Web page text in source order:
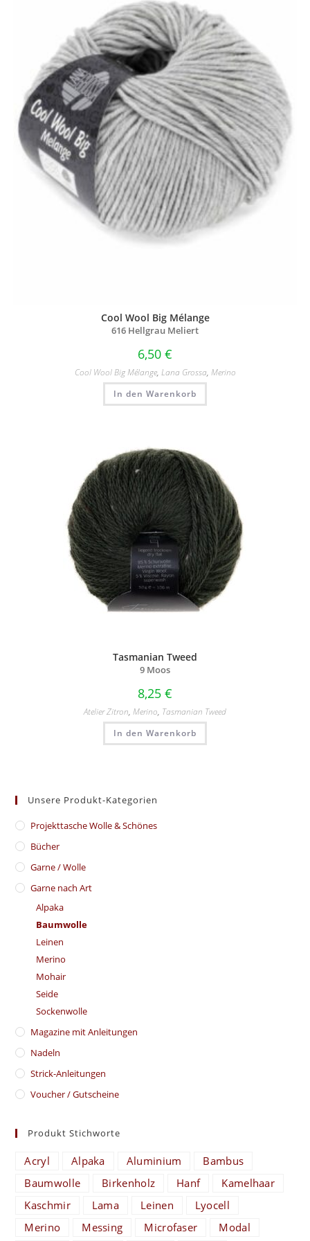
Cool Wool Big Mélange
616 Hellgrau Meliert
6,50 €
Cool Wool Big Mélange, Lana Grossa, Merino
In den Warenkorb
Tasmanian Tweed
9 Moos
8,25 €
Atelier Zitron, Merino, Tasmanian Tweed
In den Warenkorb
Unsere Produkt-Kategorien
​Projekttasche Wolle & Schönes
Bücher
Garne / Wolle
Garne nach Art
Alpaka
Baumwolle
Leinen
Merino
Mohair
Seide
Sockenwolle
Magazine mit Anleitungen
Nadeln
Strick-Anleitungen
Voucher / Gutscheine
Produkt Stichworte
Acryl Alpaka Aluminium
Bambus
Baumwolle
Birkenholz Hanf
Kamelhaar
Kaschmir
Lama Leinen
Lyocell
Merino
Messing Microfaser
Modal